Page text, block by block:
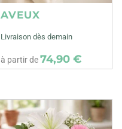
AVEUX
Livraison dès demain
à partir de74,90 €